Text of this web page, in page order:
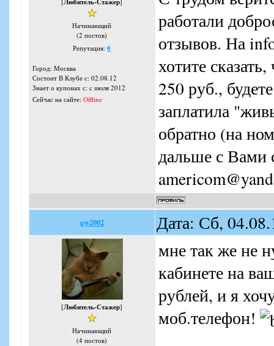
Начинающий
(2 постов)
Репутация:0
Город: Москва
Состоит В Клубе с: 02.08.12
Знает о купонах с: c июля 2012
Сейчас на сайте: Offline
работали
отзывов. На
хотите
250 руб.,
заплатила
обратно (на
дальше с Вами
qw2002 Дата: Сб,
[Любитель-Стажер]
Начинающий
(4 постов)
мне так же не
кабинете на
рублей, и я
моб.телефон!